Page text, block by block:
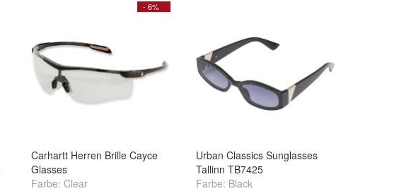
- 6%
Carhartt Herren Brille Cayce
Glasses
Farbe: Clear
Urban Classics Sunglasses
Tallinn TB7425
Farbe: Black